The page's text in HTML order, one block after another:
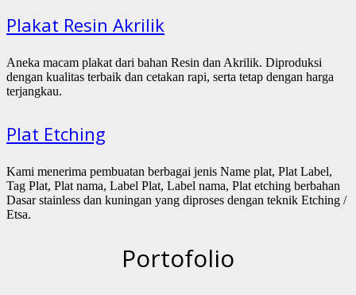
Plakat Resin Akrilik
Aneka macam plakat dari bahan Resin dan Akrilik. Diproduksi
dengan kualitas terbaik dan cetakan rapi, serta tetap dengan harga
terjangkau.
Plat Etching
Kami menerima pembuatan berbagai jenis Name plat, Plat Label,
Tag Plat, Plat nama, Label Plat, Label nama, Plat etching berbahan
Dasar stainless dan kuningan yang diproses dengan teknik Etching /
Etsa.
Portofolio